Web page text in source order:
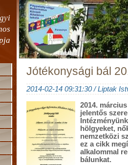
Jótékonysági bál
2014-02-14 09:31:30 / Liptak
2014.
jelentős
hölgyeket,
nemzetközi
ez a cikk
alkalommal
bálunkat.